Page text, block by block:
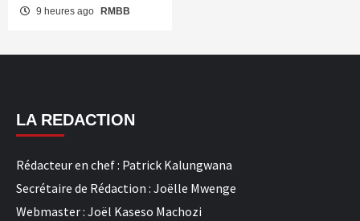
9 heures ago RMBB
LA REDACTION
Rédacteur en chef : Patrick Kalungwana
Secrétaire de Rédaction : Joëlle Mwenge
Webmaster : Joël Kaseso Machozi